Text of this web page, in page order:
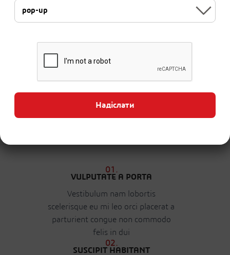
Accum luctus dolor sit amet, consectetuer
adipiscing elit, sed diam nonummy nibh euismod
nostrud exerci tation.
SHOP
MINDSPARKLE
SHOP
JOHN DOE
01.
VULPUTATE A PORTA
Vestibulum nam lobortis
scelerisque eu mi leo orci placerat a
parturient congue non commodo
felis in dui
02.
SUSCIPIT HABITANT
Надіслати